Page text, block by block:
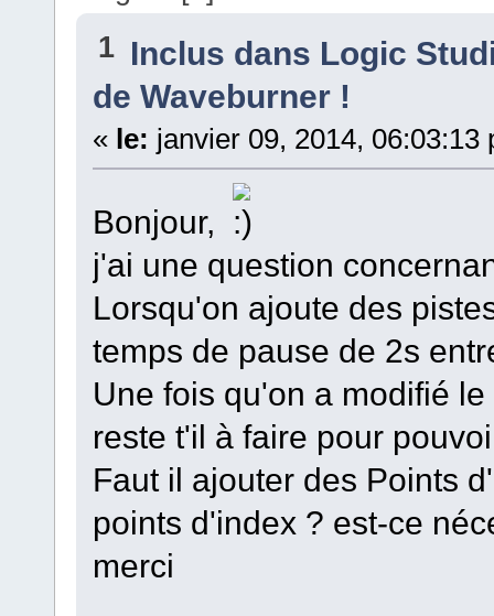
1 Inclus dans Logic
de Waveburner !
« le: janvier 09, 2014, 06:03:13
Bonjour,
j'ai une question
Lorsqu'on ajoute des
temps de pause de 2s
Une fois qu'on a modifié
reste t'il à faire pour
Faut il ajouter des Points
points d'index ? est-ce
merci